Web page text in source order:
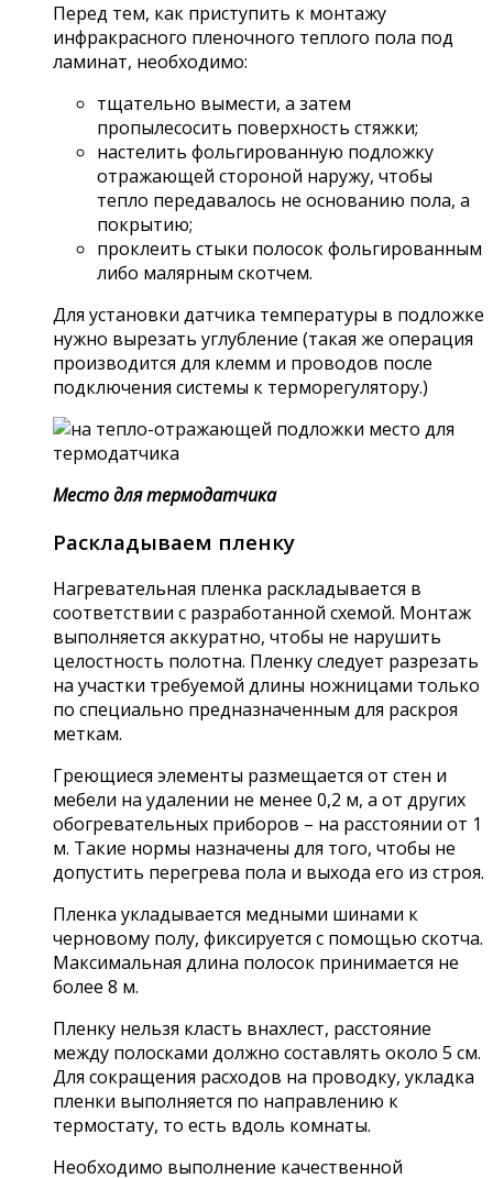
Перед тем, как приступить к монтажу
инфракрасного пленочного теплого пола под
ламинат, необходимо:
тщательно вымести, а затем
пропылесосить поверхность стяжки;
настелить фольгированную подложку
отражающей стороной наружу, чтобы
тепло передавалось не основанию пола, а
покрытию;
проклеить стыки полосок фольгированным
либо малярным скотчем.
Для установки датчика температуры в подложке
нужно вырезать углубление (такая же операция
производится для клемм и проводов после
подключения системы к терморегулятору.)
Место для термодатчика
Раскладываем пленку
Нагревательная пленка раскладывается в
соответствии с разработанной схемой. Монтаж
выполняется аккуратно, чтобы не нарушить
целостность полотна. Пленку следует разрезать
на участки требуемой длины ножницами только
по специально предназначенным для раскроя
меткам.
Греющиеся элементы размещается от стен и
мебели на удалении не менее 0,2 м, а от других
обогревательных приборов – на расстоянии от 1
м. Такие нормы назначены для того, чтобы не
допустить перегрева пола и выхода его из строя.
Пленка укладывается медными шинами к
черновому полу, фиксируется с помощью скотча.
Максимальная длина полосок принимается не
более 8 м.
Пленку нельзя класть внахлест, расстояние
между полосками должно составлять около 5 см.
Для сокращения расходов на проводку, укладка
пленки выполняется по направлению к
термостату, то есть вдоль комнаты.
Необходимо выполнение качественной